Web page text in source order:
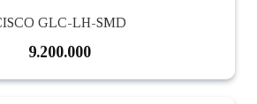
GLC-LH-SMD
9.200.000